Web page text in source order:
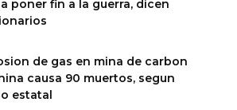
poner fin a la guerra, dicen
de gas en mina de carbon
causa 90 muertos, segun
estatal